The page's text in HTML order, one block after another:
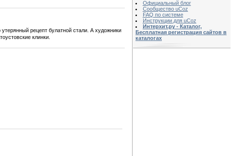
рецепт булатной стали. А художники
клинки.
Официальный блог
Сообщество uCoz
FAQ по системе
Инструкции для uCoz
Интерхит.ру - Каталог,
Бесплатная регистрация сайтов в
каталогах